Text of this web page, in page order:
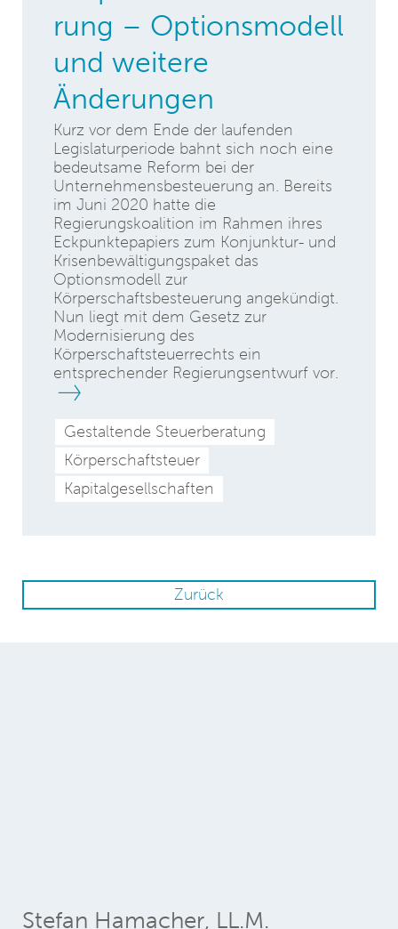
rung – Optionsmodell
und weitere
Änderungen
Kurz vor dem Ende der laufenden
Legislaturperiode bahnt sich noch eine
bedeutsame Reform bei der
Unternehmensbesteuerung an. Bereits
im Juni 2020 hatte die
Regierungskoalition im Rahmen ihres
Eckpunktepapiers zum Konjunktur- und
Krisenbewältigungspaket das
Optionsmodell zur
Körperschaftsbesteuerung angekündigt.
Nun liegt mit dem Gesetz zur
Modernisierung des
Körperschaftsteuerrechts ein
entsprechender Regierungsentwurf vor.
Gestaltende Steuerberatung
Körperschaftsteuer
Kapitalgesellschaften
Zurück
Stefan Hamacher, LL.M.